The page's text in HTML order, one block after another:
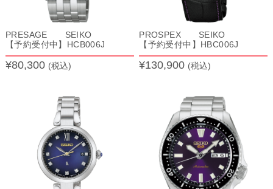
PRESAGE SEIKO
【予約受付中】HCB006J
¥80,300 (税込)
PROSPEX SEIKO
【予約受付中】HBC006J
¥130,900 (税込)